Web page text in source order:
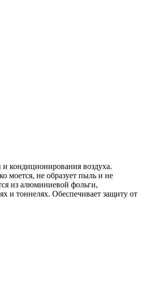
кондиционирования воздуха.
моется, не образует пыль и не
из алюминиевой фольги,
и тоннелях. Обеспечивает защиту от